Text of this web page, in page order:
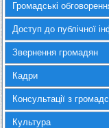
Громадські
Доступ до публічної
Звернення громадян
Кадри
Консультації з
Культура